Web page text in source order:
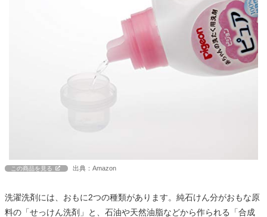
この商品を見る 出典：Amazon
洗濯洗剤には、おもに2つの種類があります。純石けん分がおもな原
料の「せっけん洗剤」と、石油や天然油脂などから作られる「合成